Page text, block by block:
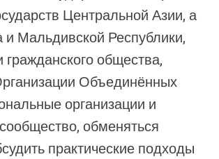
Центральной Азии, а
и Мальдивской Республики,
гражданского общества,
Объединённых
организации и
обменяться
практические подходы